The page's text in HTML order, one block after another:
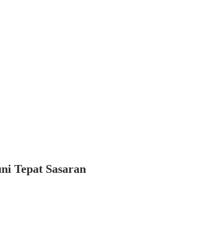
Tepat Sasaran